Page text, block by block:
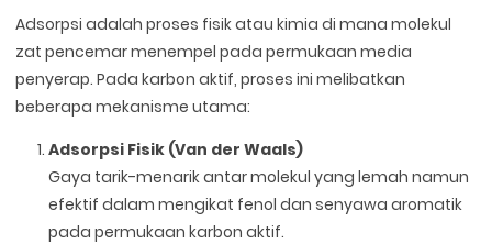
Adsorpsi adalah proses fisik atau kimia di mana molekul
zat pencemar menempel pada permukaan media
penyerap. Pada karbon aktif, proses ini melibatkan
beberapa mekanisme utama:
Adsorpsi Fisik (Van der Waals)
Gaya tarik-menarik antar molekul yang lemah namun
efektif dalam mengikat fenol dan senyawa aromatik
pada permukaan karbon aktif.